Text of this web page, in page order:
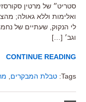
סטריט״ של מרטין
ואלימות וללא גאולה;
לי הנקוק, שעתיים של
וגב׳ […]
CONTINUE READING
Tags: טבלת המבקרים